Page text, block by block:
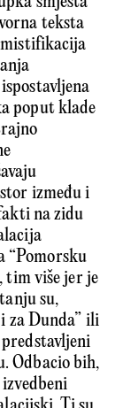
teksta
poput klade
između i
na zidu
“Pomorsku
tim više jer je
su,
za Dunda” ili
Odbacio bih,